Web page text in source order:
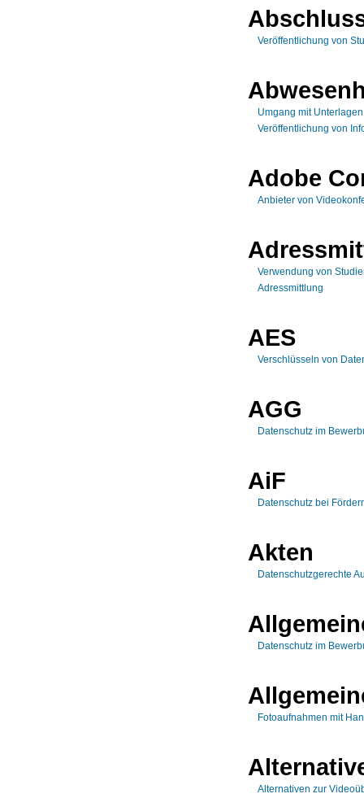
Veröffentlichung von
Umgang mit
Veröffentlichung von
Adobe
Anbieter von
Verwendung von
Adressmittlung
AES
Verschlüsseln von
AGG
Datenschutz im
AiF
Datenschutz bei
Akten
Datenschutzgerechte
Datenschutz im
Fotoaufnahmen mit
Alternativen zur